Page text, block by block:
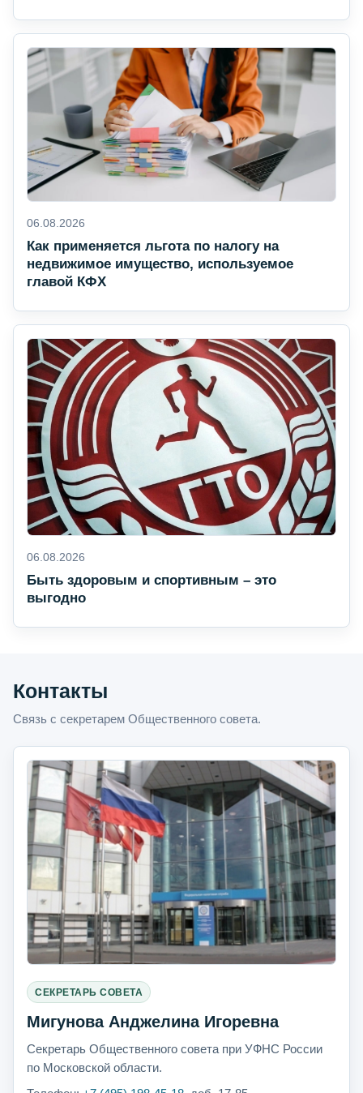
06.08.2026
Как применяется льгота по налогу на
недвижимое имущество, используемое
главой КФХ
06.08.2026
Быть здоровым и спортивным – это
выгодно
Контакты
Связь с секретарем Общественного совета.
СЕКРЕТАРЬ СОВЕТА
Мигунова Анджелина Игоревна
Секретарь Общественного совета при УФНС России
по Московской области.